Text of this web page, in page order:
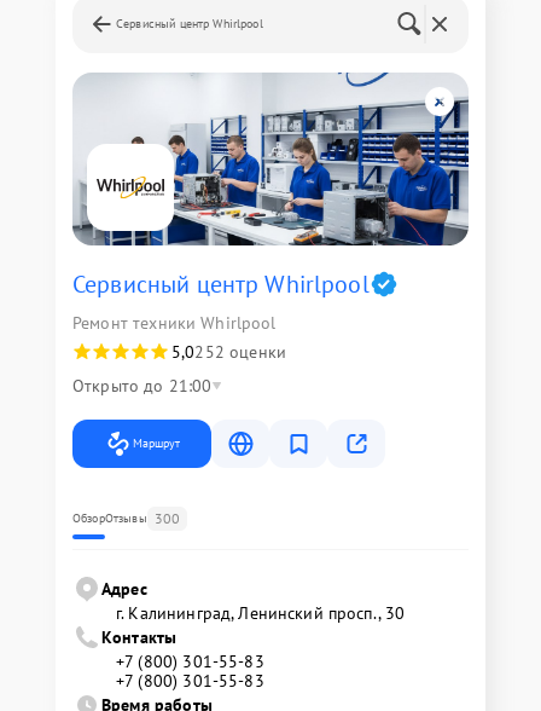
Сервисный центр Whirlpool
Сервисный центр Whirlpool
Ремонт техники Whirlpool
5,0252 оценки
Открыто до 21:00
Маршрут
ОбзорОтзывы 300
Адрес
г. Калининград, Ленинский просп., 30
Контакты
+7 (800) 301-55-83
+7 (800) 301-55-83
Время работы